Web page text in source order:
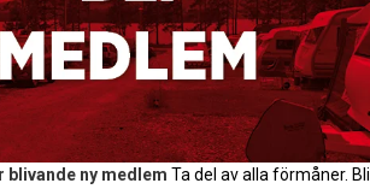
blivande ny medlem Ta del av alla förmåner. Bli